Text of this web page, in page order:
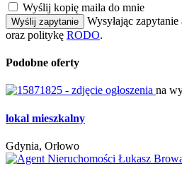
Wyślij kopię maila do mnie
Wyślij zapytanie Wysyłając zapytanie
oraz politykę RODO.
Podobne oferty
na
lokal mieszkalny
Gdynia, Orłowo